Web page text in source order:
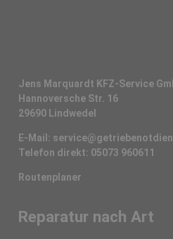
Jens Marquardt KFZ-Service
Hannoversche Str. 16
29690 Lindwedel
E-Mail:
Telefon direkt: 05073 960611
Routenplaner
Reparatur nach Art